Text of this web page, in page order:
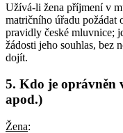
Užívá-li žena příjmení v
matričního úřadu požádat
pravidly české mluvnice;
žádosti jeho souhlas, bez
dojít.
5. Kdo je oprávněn
apod.)
Žena: